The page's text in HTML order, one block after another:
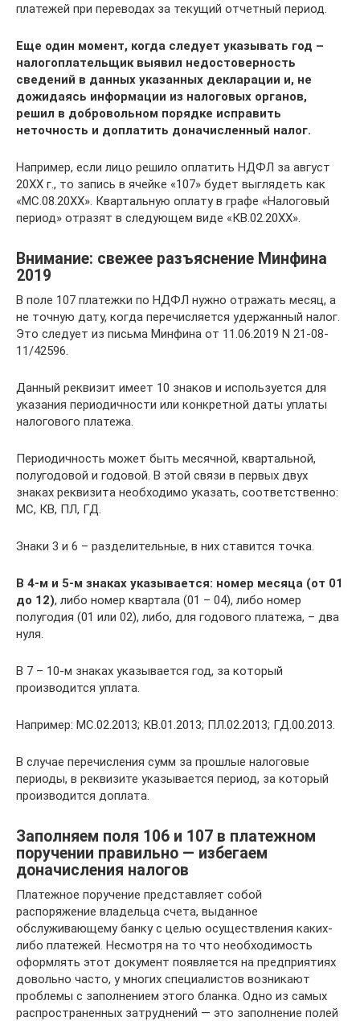
платежей при переводах за текущий отчетный период.
Еще один момент, когда следует указывать год –
налогоплательщик выявил недостоверность
сведений в данных указанных декларации и, не
дожидаясь информации из налоговых органов,
решил в добровольном порядке исправить
неточность и доплатить доначисленный налог.
Например, если лицо решило оплатить НДФЛ за август
20ХХ г., то запись в ячейке «107» будет выглядеть как
«МС.08.20ХХ». Квартальную оплату в графе «Налоговый
период» отразят в следующем виде «КВ.02.20ХХ».
Внимание: свежее разъяснение Минфина
2019
В поле 107 платежки по НДФЛ нужно отражать месяц, а
не точную дату, когда перечисляется удержанный налог.
Это следует из письма Минфина от 11.06.2019 N 21-08-
11/42596.
Данный реквизит имеет 10 знаков и используется для
указания периодичности или конкретной даты уплаты
налогового платежа.
Периодичность может быть месячной, квартальной,
полугодовой и годовой. В этой связи в первых двух
знаках реквизита необходимо указать, соответственно:
МС, КВ, ПЛ, ГД.
Знаки 3 и 6 – разделительные, в них ставится точка.
В 4-м и 5-м знаках указывается: номер месяца (от 01
до 12), либо номер квартала (01 – 04), либо номер
полугодия (01 или 02), либо, для годового платежа, – два
нуля.
В 7 – 10-м знаках указывается год, за который
производится уплата.
Например: МС.02.2013; КВ.01.2013; ПЛ.02.2013; ГД.00.2013.
В случае перечисления сумм за прошлые налоговые
периоды, в реквизите указывается период, за который
производится доплата.
Заполняем поля 106 и 107 в платежном
поручении правильно — избегаем
доначисления налогов
Платежное поручение представляет собой
распоряжение владельца счета, выданное
обслуживающему банку с целью осуществления каких-
либо платежей. Несмотря на то что необходимость
оформлять этот документ появляется на предприятиях
довольно часто, у многих специалистов возникают
проблемы с заполнением этого бланка. Одно из самых
распространенных затруднений — это заполнение полей